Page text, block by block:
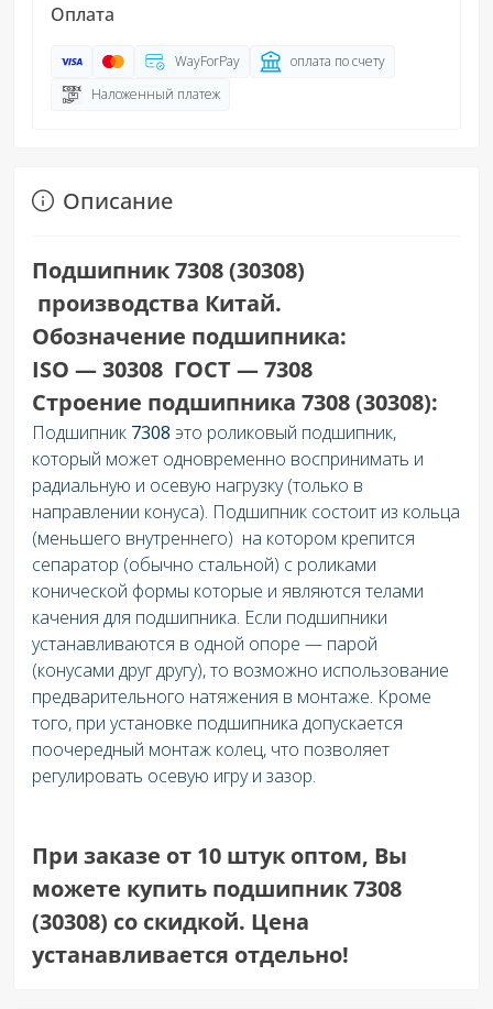
Оплата
WayForPay
оплата по счету
Наложенный платеж
Описание
Подшипник 7308 (30308)
производства Китай.
Обозначение подшипника:
ISO — 30308 ГОСТ — 7308
Строение подшипника 7308 (30308):
Подшипник 7308 это роликовый подшипник,
который может одновременно воспринимать и
радиальную и осевую нагрузку (только в
направлении конуса). Подшипник состоит из кольца
(меньшего внутреннего) на котором крепится
сепаратор (обычно стальной) с роликами
конической формы которые и являются телами
качения для подшипника. Если подшипники
устанавливаются в одной опоре — парой
(конусами друг другу), то возможно использование
предварительного натяжения в монтаже. Кроме
того, при установке подшипника допускается
поочередный монтаж колец, что позволяет
регулировать осевую игру и зазор.
При заказе от 10 штук оптом, Вы
можете купить подшипник 7308
(30308) со скидкой. Цена
устанавливается отдельно!